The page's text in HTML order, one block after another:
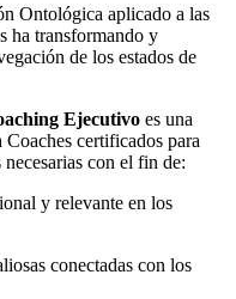
Ontológica aplicado a las
ha transformando y
de los estados de
Ejecutivo es una
certificados para
con el fin de:
y relevante en los
conectadas con los